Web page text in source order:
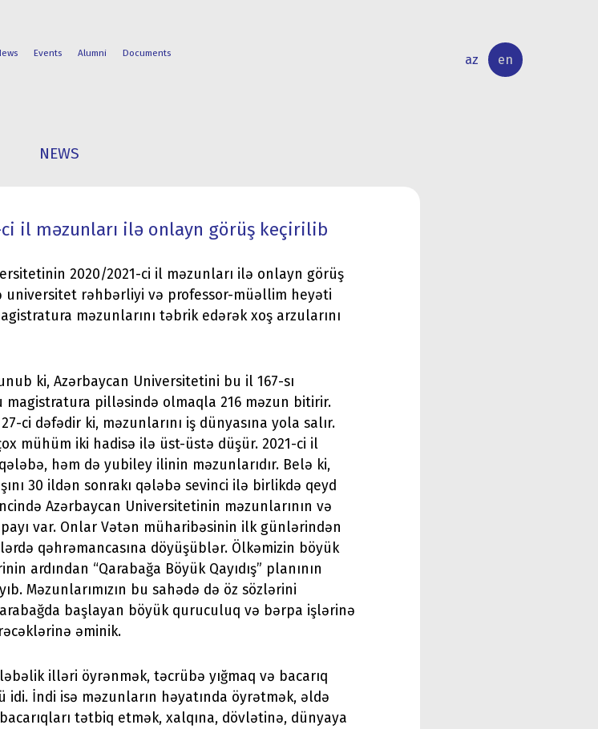
Events Alumni Documents az en
NEWS
il məzunları ilə onlayn görüş keçirilib
2020/2021-ci il məzunları ilə onlayn görüş
universitet rəhbərliyi və professor-müəllim heyəti
məzunlarını təbrik edərək xoş arzularını
ki, Azərbaycan Universitetini bu il 167-sı
magistratura pilləsində olmaqla 216 məzun bitirir.
ci dəfədir ki, məzunlarını iş dünyasına yola salır.
mühüm iki hadisə ilə üst-üstə düşür. 2021-ci il
həm də yubiley ilinin məzunlarıdır. Belə ki,
30 ildən sonrakı qələbə sevinci ilə birlikdə qeyd
Azərbaycan Universitetinin məzunlarının və
var. Onlar Vətən müharibəsinin ilk günlərindən
qəhrəmancasına döyüşüblər. Ölkəmizin böyük
ardından “Qarabağa Böyük Qayıdış” planının
Məzunlarımızın bu sahədə də öz sözlərini
başlayan böyük quruculuq və bərpa işlərinə
əminik.
illəri öyrənmək, təcrübə yığmaq və bacarıq
idi. İndi isə məzunların həyatında öyrətmək, əldə
tətbiq etmək, xalqına, dövlətinə, dünyaya